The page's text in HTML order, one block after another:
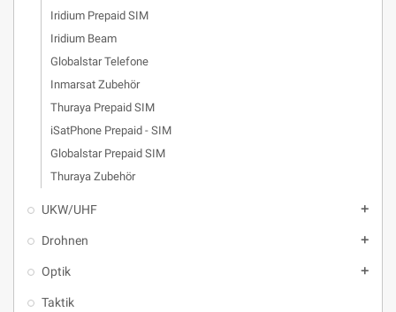
Iridium Prepaid SIM
Iridium Beam
Globalstar Telefone
Inmarsat Zubehör
Thuraya Prepaid SIM
iSatPhone Prepaid - SIM
Globalstar Prepaid SIM
Thuraya Zubehör
UKW/UHF add
Drohnen add
Optik add
Taktik